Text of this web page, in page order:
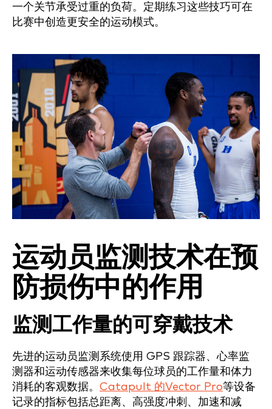
一个关节承受过重的负荷。定期练习这些技巧可在
比赛中创造更安全的运动模式。
运动员监测技术在预
防损伤中的作用
监测工作量的可穿戴技术
先进的运动员监测系统使用 GPS 跟踪器、心率监
测器和运动传感器来收集每位球员的工作量和体力
消耗的客观数据。 Catapult 的Vector Pro等设备
记录的指标包括总距离、高强度冲刺、加速和减